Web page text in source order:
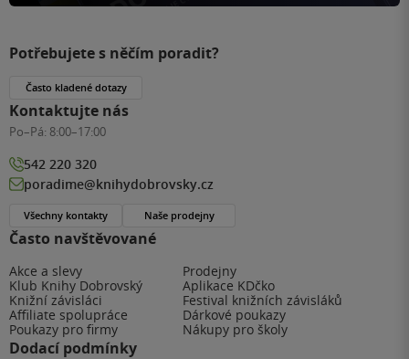
Často navštěvované
Akce a slevy
Prodejny
Klub Knihy Dobrovský
Aplikace KDčko
Knižní závisláci
Festival knižních závisláků
Affiliate spolupráce
Dárkové poukazy
Poukazy pro firmy
Nákupy pro školy
Dodací podmínky
Potřebujete s něčím poradit?
Často kladené dotazy
Kontaktujte nás
Po–Pá: 8:00–17:00
542 220 320
poradime@knihydobrovsky.cz
Všechny kontakty Naše prodejny